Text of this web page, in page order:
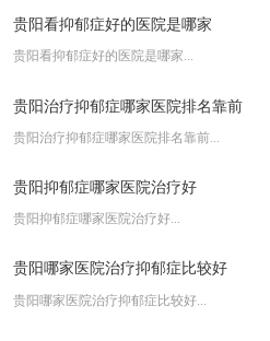
贵阳看抑郁症好的医院是哪家
贵阳看抑郁症好的医院是哪家...
贵阳治疗抑郁症哪家医院排名靠前
贵阳治疗抑郁症哪家医院排名靠前...
贵阳抑郁症哪家医院治疗好
贵阳抑郁症哪家医院治疗好...
贵阳哪家医院治疗抑郁症比较好
贵阳哪家医院治疗抑郁症比较好...